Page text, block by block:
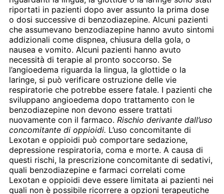
riportati in pazienti dopo aver assunto la prima dose
o dosi successive di benzodiazepine. Alcuni pazienti
che assumevano benzodiazepine hanno avuto sintomi
addizionali come dispnea, chiusura della gola, o
nausea e vomito. Alcuni pazienti hanno avuto
necessità di terapie al pronto soccorso. Se
l’angioedema riguarda la lingua, la glottide o la
laringe, si può verificare ostruzione delle vie
respiratorie che potrebbe essere fatale. I pazienti che
sviluppano angioedema dopo trattamento con le
benzodiazepine non devono essere trattati
nuovamente con il farmaco. Rischio derivante dall’uso
concomitante di oppioidi. L’uso concomitante di
Lexotan e oppioidi può comportare sedazione,
depressione respiratoria, coma e morte. A causa di
questi rischi, la prescrizione concomitante di sedativi,
quali benzodiazepine e farmaci correlati come
Lexotan e oppioidi deve essere limitata ai pazienti nei
quali non è possibile ricorrere a opzioni terapeutiche